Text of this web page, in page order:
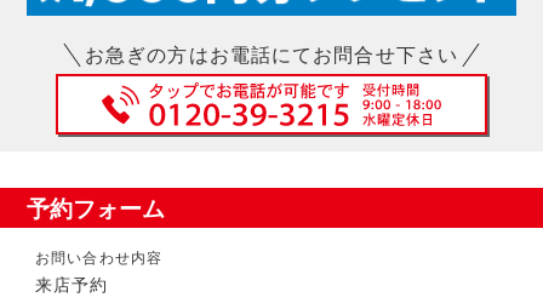
お急ぎの方はお電話にてお問合せ下さい
予約フォーム
お問い合わせ内容
来店予約